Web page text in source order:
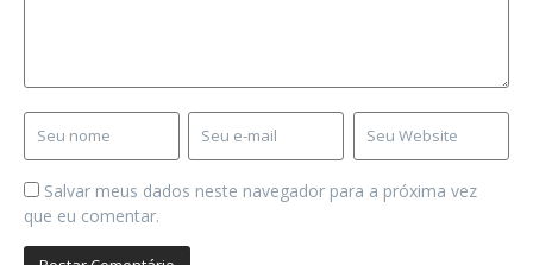
Salvar meus dados neste navegador para a próxima vez
que eu comentar.